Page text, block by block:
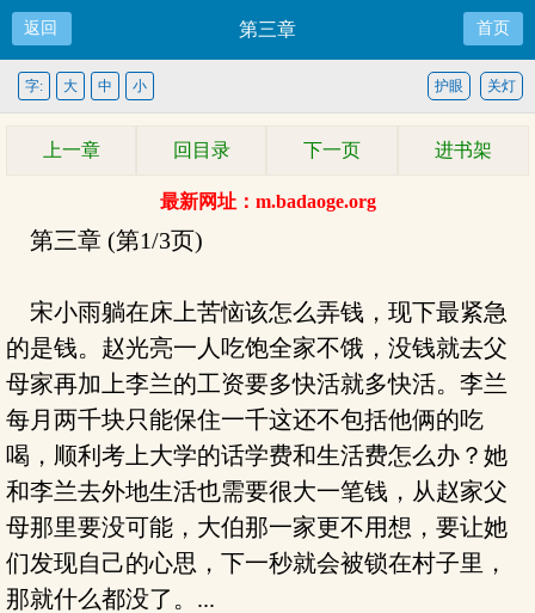
返回 第三章 首页
关灯
护眼
字: 大 中 小
上一章 回目录 下一页 进书架
最新网址：m.badaoge.org
第三章 (第1/3页)
宋小雨躺在床上苦恼该怎么弄钱，现下最紧急
的是钱。赵光亮一人吃饱全家不饿，没钱就去父
母家再加上李兰的工资要多快活就多快活。李兰
每月两千块只能保住一千这还不包括他俩的吃
喝，顺利考上大学的话学费和生活费怎么办？她
和李兰去外地生活也需要很大一笔钱，从赵家父
母那里要没可能，大伯那一家更不用想，要让她
们发现自己的心思，下一秒就会被锁在村子里，
那就什么都没了。...